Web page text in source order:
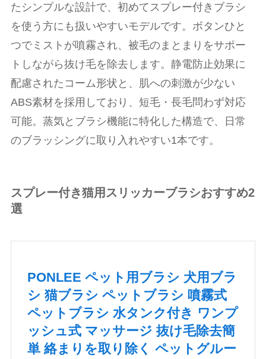
たシンプルな設計で、初めてスプレー付きブラシ
を使う方にも扱いやすいモデルです。ボタンひと
つでミストが噴霧され、被毛のまとまりをサポー
トしながら抜け毛を除去します。静電防止効果に
配慮されたコーム形状と、肌への刺激が少ない
ABS素材を採用しており、短毛・長毛問わず対応
可能。蒸気とブラシ機能に特化した構造で、日常
のブラッシングに取り入れやすい1本です。
スプレー付き猫用スリッカーブラシおすすめ2
選
PONLEE ペット用ブラシ 犬用ブラ
シ 猫ブラシ ペットブラシ 噴霧式
ペットブラシ 水タンク付き ワンプ
ッシュ式 マッサージ 抜け毛除去簡
単 絡まりを取り除く ペットグルー